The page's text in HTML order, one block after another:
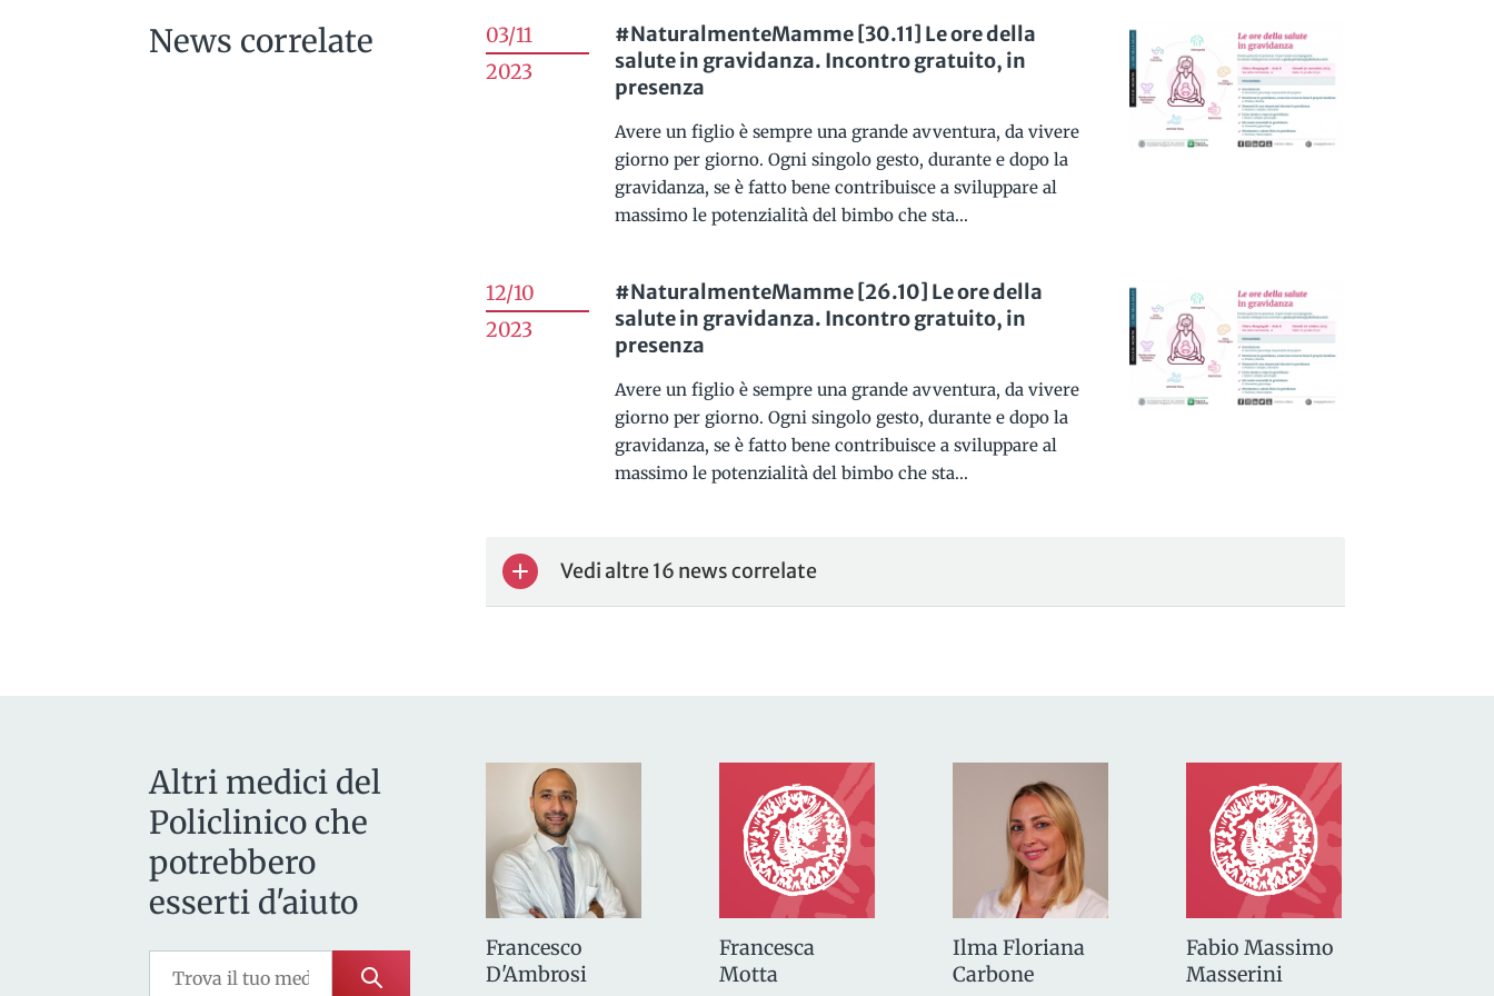
News correlate
03/11
2023
#NaturalmenteMamme [30.11] Le ore della
salute in gravidanza. Incontro gratuito, in
presenza
Avere un figlio è sempre una grande avventura, da vivere
giorno per giorno. Ogni singolo gesto, durante e dopo la
gravidanza, se è fatto bene contribuisce a sviluppare al
massimo le potenzialità del bimbo che sta...
12/10
2023
#NaturalmenteMamme [26.10] Le ore della
salute in gravidanza. Incontro gratuito, in
presenza
Avere un figlio è sempre una grande avventura, da vivere
giorno per giorno. Ogni singolo gesto, durante e dopo la
gravidanza, se è fatto bene contribuisce a sviluppare al
massimo le potenzialità del bimbo che sta...
Vedi altre 16 news correlate
Altri medici del
Policlinico che
potrebbero
esserti d'aiuto
Francesco
D'Ambrosi
Francesca
Motta
Ilma Floriana
Carbone
Fabio Massimo
Masserini